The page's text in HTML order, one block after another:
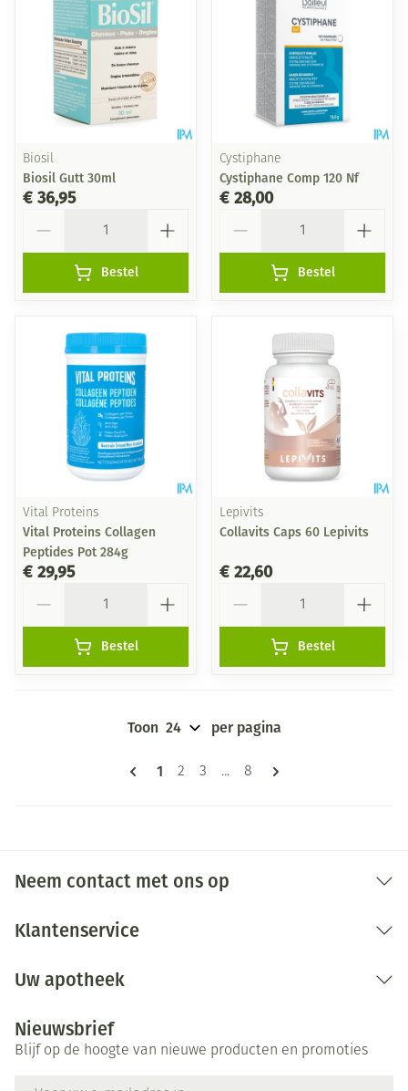
Biosil
Biosil Gutt 30ml
€ 36,95
Bestel
Cystiphane
Cystiphane Comp 120 Nf
€ 28,00
Bestel
Vital Proteins
Vital Proteins Collagen
Peptides Pot 284g
€ 29,95
Bestel
Lepivits
Collavits Caps 60 Lepivits
€ 22,60
Bestel
Pagina's
U lees momenteel pagina
1 Pagina
2 Pagina
3 ... Pagina
8
Toon per pagina
Neem contact met ons op
Klantenservice
Uw apotheek
Nieuwsbrief
Blijf op de hoogte van nieuwe producten en promoties